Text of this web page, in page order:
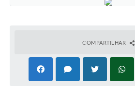
COMPARTILHAR